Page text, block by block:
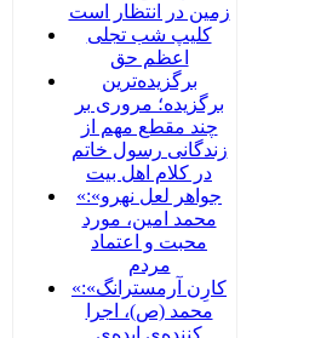
زمین در انتظار است
کلیپ شب تجلی
اعظم حق
برگزیده‌ترین
برگزیده؛ مروری بر
چند مقطع مهم از
زندگانی رسول خاتم
در کلام اهل بیت
«جواهر لعل نهرو»:
محمد امین، مورد
محبت و اعتماد
مردم
«کارِن آرمسترانگ»:
محمد (ص)، اجرا
کننده‌ی ایده‌ی